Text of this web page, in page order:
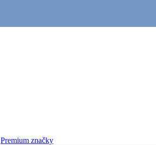
Premium značky